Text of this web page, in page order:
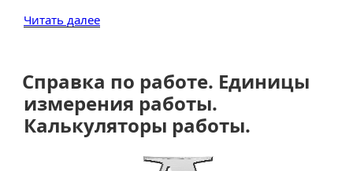
Читать далее«Справка
плотности.
Единицы
измерения.
Конвектор
Справка по работе. Единицы
измерения работы.
Калькуляторы работы.